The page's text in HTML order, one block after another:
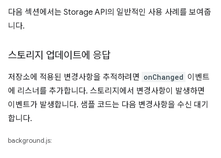
다음 섹션에서는 Storage API의 일반적인 사용 사례를 보여줍
니다.
스토리지 업데이트에 응답
저장소에 적용된 변경사항을 추적하려면 onChanged 이벤트
에 리스너를 추가합니다. 스토리지에서 변경사항이 발생하면
이벤트가 발생합니다. 샘플 코드는 다음 변경사항을 수신 대기
합니다.
background.js: